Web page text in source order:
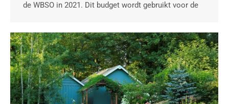
de WBSO in 2021. Dit budget wordt gebruikt voor de